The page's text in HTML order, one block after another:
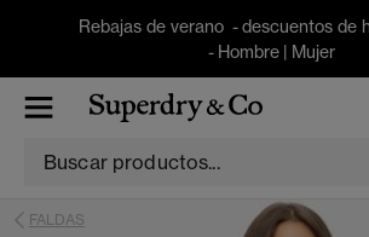
Rebajas de verano - descuentos de
- Hombre| Mujer
FALDAS